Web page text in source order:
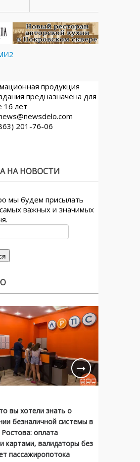
продукция
предназначена для
16 лет
201-76-06
НА НОВОСТИ
мы будем присылать
важных и значимых
вы хотели знать о
безналичной системы в
оплата
картами, валидаторы без
пассажиропотока